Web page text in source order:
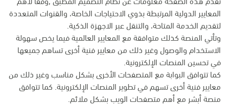
المعايير الدولية المرتبطة بذوي الاحتياجات الخاصة، والقنوات المتعددة
لتقديم الخدمة المتاحة، والتنقل عبر الاجهزة الذكية.
وتأتي المنصة كذلك متوافقة مع المعايير العالمية فيما يخص سهولة
الاستخدام والوصول وغير ذلك من معايير فنية أخرى تساهم جميعها
في تحسين المنصات الإلكترونية.
كما تتوافق البوابة مع المتصفحات الأخرى بشكل مناسب وغير ذلك من
معايير فنية أخرى تسهم في تطوير المنصات الإلكترونية. كما تتوافق
منصة أبشر مع أهم متصفحات الويب بشكل ملائم.